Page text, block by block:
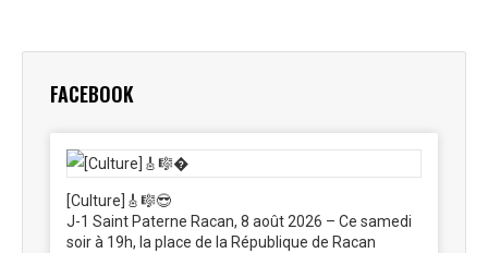
FACEBOOK
[Culture]🎸🎼😎
J-1 Saint Paterne Racan, 8 août 2026 – Ce samedi
soir à 19h, la place de la République de Racan